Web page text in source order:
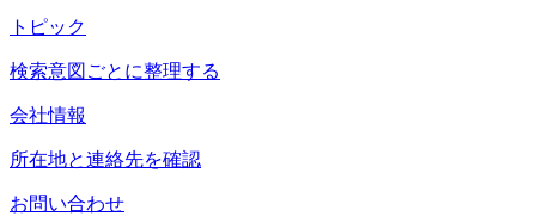
トピック
検索意図ごとに整理する
会社情報
所在地と連絡先を確認
お問い合わせ